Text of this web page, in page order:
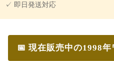
✓ 即日発送対応
📅 現在販売中の1998年